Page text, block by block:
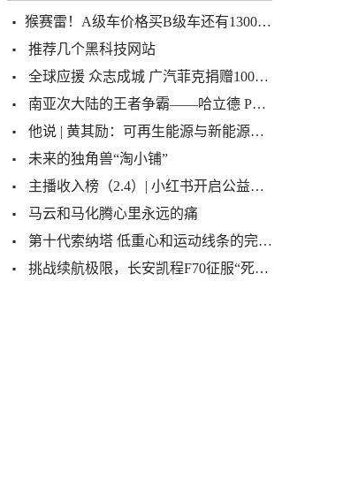
​猴赛雷！A级车价格买B级车还有13000元补贴 BEIJING-U7介绍畀你
推荐几个黑科技网站
全球应援 众志成城 广汽菲克捐赠100万元物资助力抗“疫”
南亚次大陆的王者争霸——哈立德 PK 毗湿摩
他说 | 黄其励：可再生能源与新能源汽车应携手共进
未来的独角兽“淘小铺”
主播收入榜（2.4）| 小红书开启公益直播；酷狗主播收入48万夺冠
马云和马化腾心里永远的痛
第十代索纳塔 低重心和运动线条的完美结合
挑战续航极限，长安凯程F70征服“死亡之海”罗布泊